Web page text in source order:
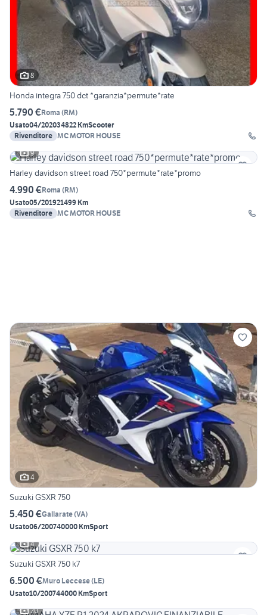
8
Honda integra 750 dct *garanzia*permute*rate
5.790 €Roma (RM)
Usato04/202034822 KmScooter
Rivenditore MC MOTOR HOUSE
9
Harley davidson street road 750*permute*rate*promo
4.990 €Roma (RM)
Usato05/201921499 Km
Rivenditore MC MOTOR HOUSE
4
Suzuki GSXR 750
5.450 €Gallarate(VA)
Usato06/200740000 KmSport
4
Suzuki GSXR 750 k7
6.500 €Muro Leccese(LE)
Usato10/200744000 KmSport
20